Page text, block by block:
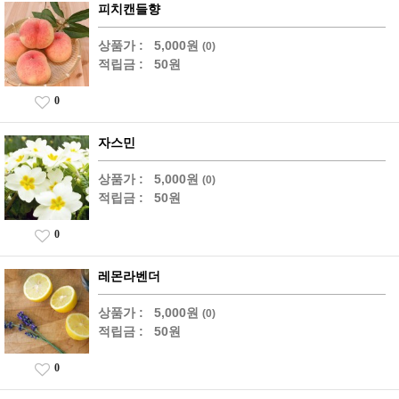
피치캔들향
상품가 : 5,000원 (0)
적립금 : 50원
0
자스민
상품가 : 5,000원 (0)
적립금 : 50원
0
레몬라벤더
상품가 : 5,000원 (0)
적립금 : 50원
0